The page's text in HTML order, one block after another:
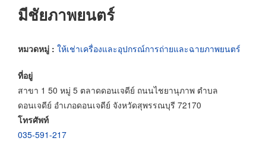
มีชัยภาพยนตร์
หมวดหมู่ : ให้เช่าเครื่องและอุปกรณ์การถ่ายและฉายภาพยนตร์
ที่อยู่
สาขา 1 50 หมู่ 5 ตลาดดอนเจดีย์ ถนนไชยานุภาพ ตำบล
ดอนเจดีย์ อำเภอดอนเจดีย์ จังหวัดสุพรรณบุรี 72170
โทรศัพท์
035-591-217